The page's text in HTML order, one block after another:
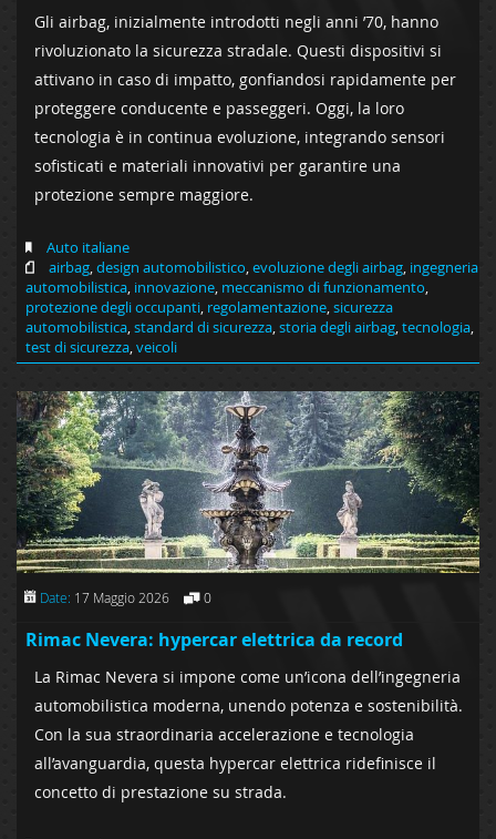
Gli airbag, inizialmente introdotti negli anni ’70, hanno
rivoluzionato la sicurezza stradale. Questi dispositivi si
attivano in caso di impatto, gonfiandosi rapidamente per
proteggere conducente e passeggeri. Oggi, la loro
tecnologia è in continua evoluzione, integrando sensori
sofisticati e materiali innovativi per garantire una
protezione sempre maggiore.
Auto italiane
airbag,design automobilistico,evoluzione degli airbag, ingegneria
automobilistica, innovazione, meccanismo di funzionamento,
protezione degli occupanti, regolamentazione,sicurezza
automobilistica,standard di sicurezza,storia degli airbag,tecnologia,
test di sicurezza,veicoli
Date: 17 Maggio 2026 0
Rimac Nevera: hypercar elettrica da record
La Rimac Nevera si impone come un’icona dell’ingegneria
automobilistica moderna, unendo potenza e sostenibilità.
Con la sua straordinaria accelerazione e tecnologia
all’avanguardia, questa hypercar elettrica ridefinisce il
concetto di prestazione su strada.